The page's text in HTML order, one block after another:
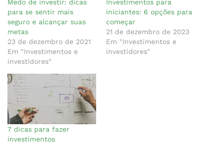
Medo de investir: dicas
para se sentir mais
seguro e alcançar suas
metas
23 de dezembro de 2021
Em "Investimentos e
investidores"
Investimentos para
iniciantes: 6 opções para
começar
21 de dezembro de 2023
Em "Investimentos e
investidores"
7 dicas para fazer
investimentos